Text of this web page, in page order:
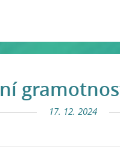
17. 12. 2024